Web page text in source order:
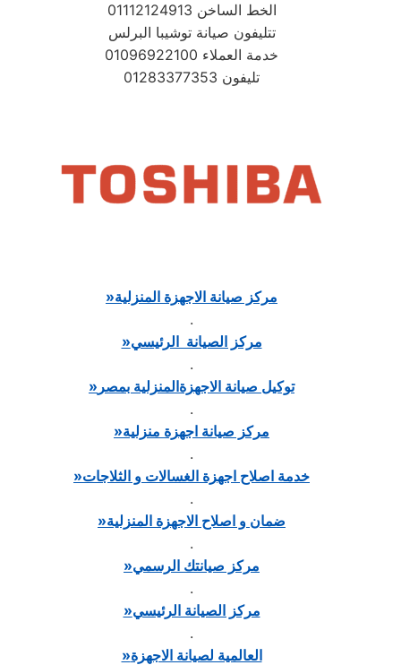
01112124913 الخط الساخن
تتليفون صيانة توشيبا البرلس
خدمة العملاء 01096922100
تليفون 01283377353
»مركز صيانة الاجهزة المنزلية
.
»مركز الصيانة الرئيسي
.
» توكيل صيانة الاجهزةالمنزلية بمصر
.
»مركز صيانة اجهزة منزلية
.
»خدمة اصلاح اجهزة الغسالات و الثلاجات
.
»ضمان و اصلاح الاجهزة المنزلية
.
»مركز صيانتك الرسمي
.
»مركز الصيانة الرئيسي
.
»العالمية لصيانة الاجهزة